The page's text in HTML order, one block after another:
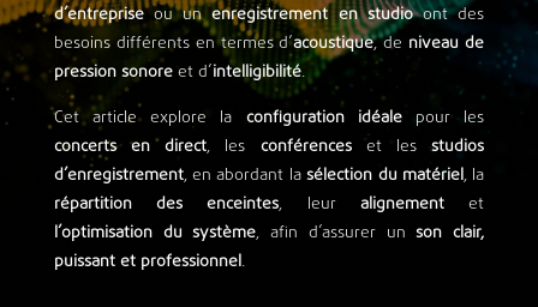
d’entrepriseou unenregistrement en studioont des
besoins différents en termes d’acoustique, de niveau de
pression sonoreet d’intelligibilité.
Cet article explore la configuration idéalepour les
concerts en direct, les conférenceset lesstudios
d’enregistrement, en abordant lasélection du matériel, la
répartition des enceintes, leur alignementet
l’optimisation du système, afin d’assurer unson clair,
puissant et professionnel.